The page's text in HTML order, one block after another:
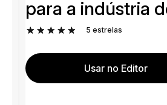
para a indústria
5 estrelas
Usar no Editor